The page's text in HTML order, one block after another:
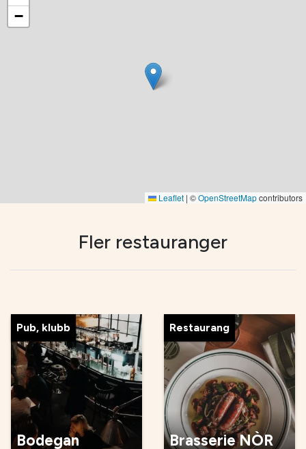
−
Leaflet | ©OpenStreetMapcontributors
Fler restauranger
Pub, klubb
Bodegan
Restaurang
Brasserie NÒR